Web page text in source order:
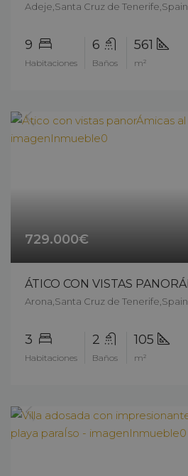
Adeje,Santa Cruz de Tenerife,Spain
9
Habitaciones
6
Baños
561
m²
729.000€
Arona,Santa Cruz de Tenerife,Spain
3
Habitaciones
2
Baños
105
m²